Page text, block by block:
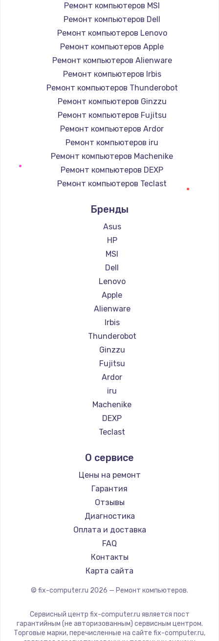
Ремонт петель крышки
Заказать
Настройка Wi-Fi
1100 руб.
Замена HDMI
495 руб.
Ремонт компьютеров MSI
Ремонт компьютеров Dell
Ремонт компьютеров Lenovo
Ремонт компьютеров Apple
Ремонт компьютеров Alienware
Ремонт компьютеров Irbis
Ремонт компьютеров Thunderobot
Ремонт компьютеров Ginzzu
Ремонт компьютеров Fujitsu
Ремонт компьютеров Ardor
Ремонт компьютеров iru
Ремонт компьютеров Machenike
Ремонт компьютеров DEXP
Ремонт компьютеров Teclast
Ремонт компьютеров Beelink
Ремонт компьютеров CHUWI
Бренды
Asus
HP
MSI
Dell
Lenovo
Apple
Alienware
Irbis
Thunderobot
Ginzzu
Fujitsu
Ardor
iru
Machenike
DEXP
Teclast
Beelink
CHUWI
О сервисе
Цены на ремонт
Гарантия
Отзывы
Диагностика
Оплата и доставка
FAQ
Контакты
Карта сайта
© fix-computer.ru 2026 — Ремонт компьютеров.
Сервисный центр fix-computer.ru является пост
гарантийным (не авторизованным) сервисным центром.
Торговые марки, перечисленные на сайте fix-computer.ru,